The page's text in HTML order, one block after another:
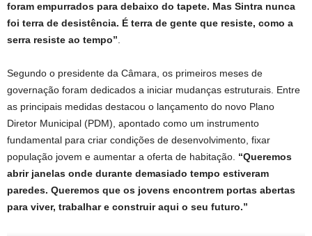
foram empurrados para debaixo do tapete. Mas Sintra nunca
foi terra de desistência. É terra de gente que resiste, como a
serra resiste ao tempo”.
Segundo o presidente da Câmara, os primeiros meses de
governação foram dedicados a iniciar mudanças estruturais. Entre
as principais medidas destacou o lançamento do novo Plano
Diretor Municipal (PDM), apontado como um instrumento
fundamental para criar condições de desenvolvimento, fixar
população jovem e aumentar a oferta de habitação. “Queremos
abrir janelas onde durante demasiado tempo estiveram
paredes. Queremos que os jovens encontrem portas abertas
para viver, trabalhar e construir aqui o seu futuro.”